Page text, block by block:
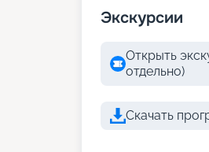
Экскурсии
Открыть
отдельно)
Скачать